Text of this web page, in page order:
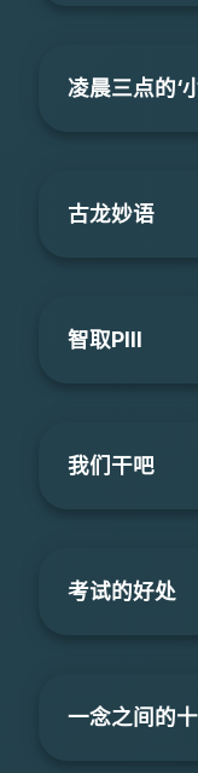
凌晨三点的‘
古龙妙语
智取PIII
我们干吧
考试的好处
一念之间的